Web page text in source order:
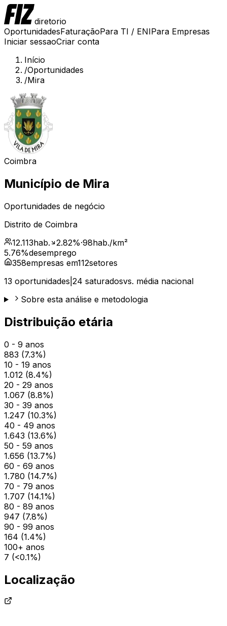
diretorio
OportunidadesFaturaçãoPara TI / ENIPara Empresas
Iniciar sessaoCriar conta
Início
/Oportunidades
/Mira
Coimbra
Município de Mira
Oportunidades de negócio
Distrito de Coimbra
12.113hab. 2.82%·98hab./km²
5.76%desemprego
358empresas em112setores
13 oportunidades 24 saturadosvs. média nacional
Sobre esta análise e metodologia
Distribuição etária
0 - 9 anos
883 (7.3%)
10 - 19 anos
1.012 (8.4%)
20 - 29 anos
1.067 (8.8%)
30 - 39 anos
1.247 (10.3%)
40 - 49 anos
1.643 (13.6%)
50 - 59 anos
1.656 (13.7%)
60 - 69 anos
1.780 (14.7%)
70 - 79 anos
1.707 (14.1%)
80 - 89 anos
947 (7.8%)
90 - 99 anos
164 (1.4%)
100+ anos
7 (<0.1%)
Localização